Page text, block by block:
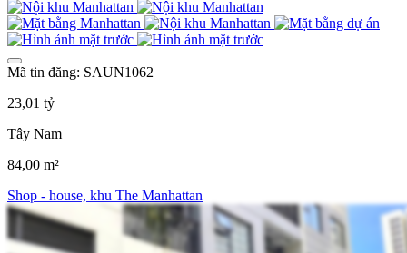
Mã tin đăng: SAUN1062
23,01 tỷ
Tây Nam
84,00 m²
Shop - house, khu The Manhattan